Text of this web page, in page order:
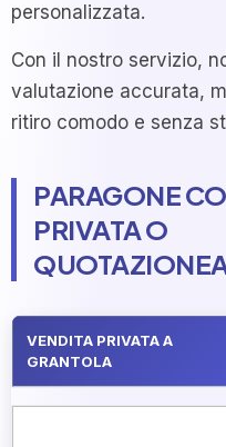
personalizzata.
Con il nostro servizio,
valutazione accurata,
ritiro comodo e senza
PARAGONE
PRIVATA O
VENDITA PRIVATA A
GRANTOLA